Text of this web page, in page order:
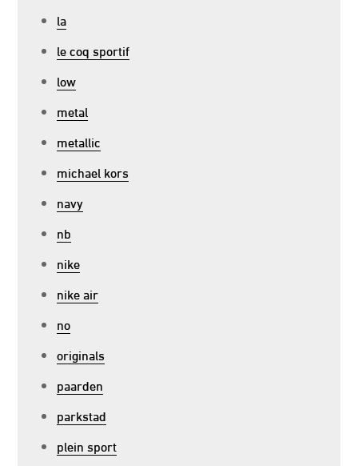
la
le coq sportif
low
metal
metallic
michael kors
navy
nb
nike
nike air
no
originals
paarden
parkstad
plein sport